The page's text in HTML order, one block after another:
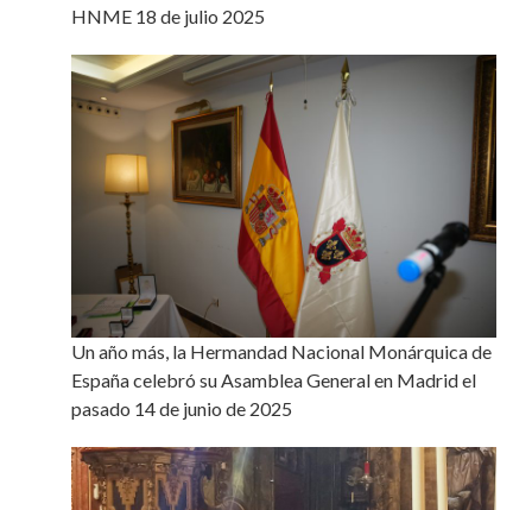
HNME 18 de julio 2025
Un año más, la Hermandad Nacional Monárquica de
España celebró su Asamblea General en Madrid el
pasado 14 de junio de 2025